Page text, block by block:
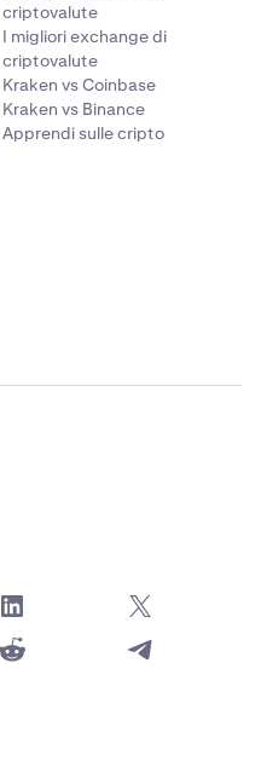
criptovalute
I migliori exchange di
criptovalute
Kraken vs Coinbase
Kraken vs Binance
Apprendi sulle cripto